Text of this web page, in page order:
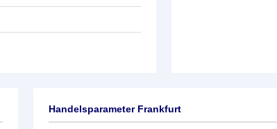
Handelsparameter Frankfurt